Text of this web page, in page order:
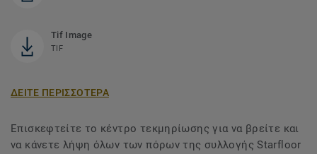
Tif Image
TIF
ΔΕΙΤΕ ΠΕΡΙΣΣΟΤΕΡΑ
Επισκεφτείτε το κέντρο τεκμηρίωσης για να βρείτε και
να κάνετε λήψη όλων των πόρων της συλλογής Starfloor